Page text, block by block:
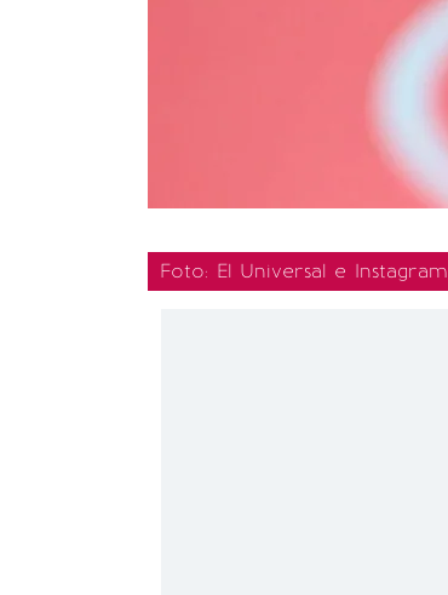
Foto: El Universal e Instagram